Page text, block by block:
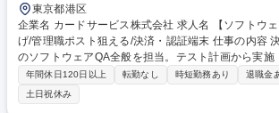
東京都港区
企業名 カードサービス株式会社 求人名 【ソフトウェアQA】専任立ち上
げ/管理職ポスト狙える/決済・認証端末 仕事の内容 決済端末や認証端末等
のソフトウェアQA全般を担当。テスト計画から実施
定義等の上流からの品質計画や不具合防止の仕組み
を主導する役割です。 ・テスト計画・テスト仕様書の策定、およびテスト
ケース設計 ・決済アプリ・IoT通信機器・組込みソフ
年間休日120日以上 転勤なし 時短勤務あり 退職金
土日祝休み